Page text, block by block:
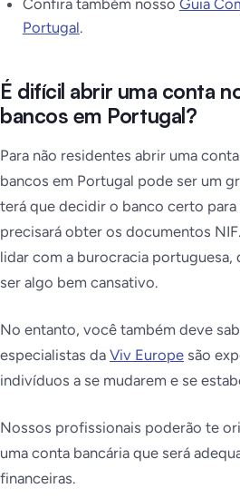
Confira também nosso Guia
Portugal.
É difícil abrir uma conta
bancos em Portugal?
Para não residentes abrir uma
bancos em Portugal pode ser um
terá que decidir o banco certo para
precisará obter os documentos
lidar com a burocracia portuguesa,
ser algo bem cansativo.
No entanto, você também deve
especialistas da Viv Europe são
indivíduos a se mudarem e se
Nossos profissionais poderão te
uma conta bancária que será
financeiras.